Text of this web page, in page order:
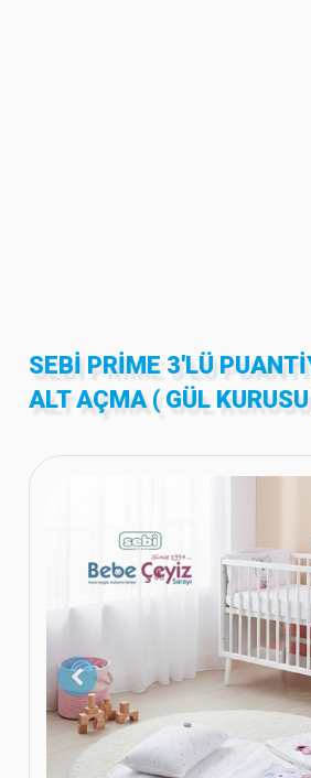
SEBİ PRİME 3'LÜ
ALT AÇMA ( GÜL